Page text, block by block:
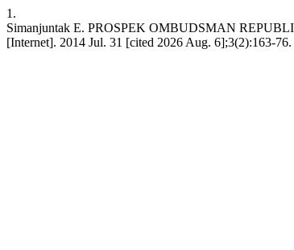
1.
Simanjuntak E. PROSPEK OMBUDSMAN
[Internet]. 2014 Jul. 31 [cited 2026 Aug. 6];3(2):163-